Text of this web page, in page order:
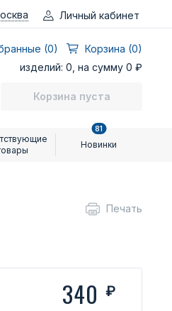
Личный кабинет
(0)
Корзина (0)
изделий: 0, на сумму 0 ₽
Корзина пуста
Новинки
81
Печать
340 ₽